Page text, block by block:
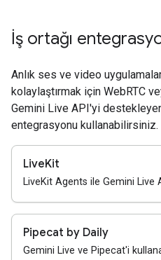
İş ortağı
Anlık ses ve video
kolaylaştırmak için WebRTC
Gemini Live API'yi
entegrasyonu kullanabilirsiniz.
LiveKit
LiveKit Agents ile Gemini Live
Pipecat by Daily
Gemini Live ve Pipecat'i